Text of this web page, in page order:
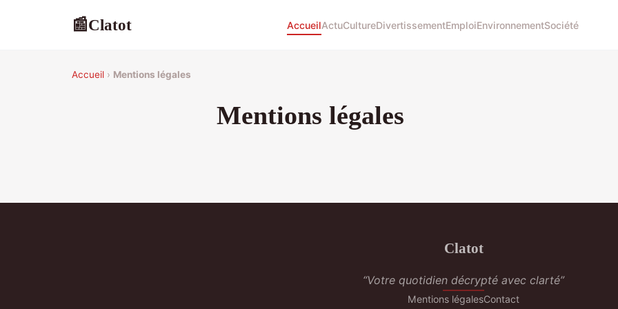
📰Clatot AccueilActuCultureDivertissementEmploiEnvironnementSociété
Accueil › Mentions légales
Mentions légales
Clatot
“Votre quotidien décrypté avec clarté”
Mentions légalesContact